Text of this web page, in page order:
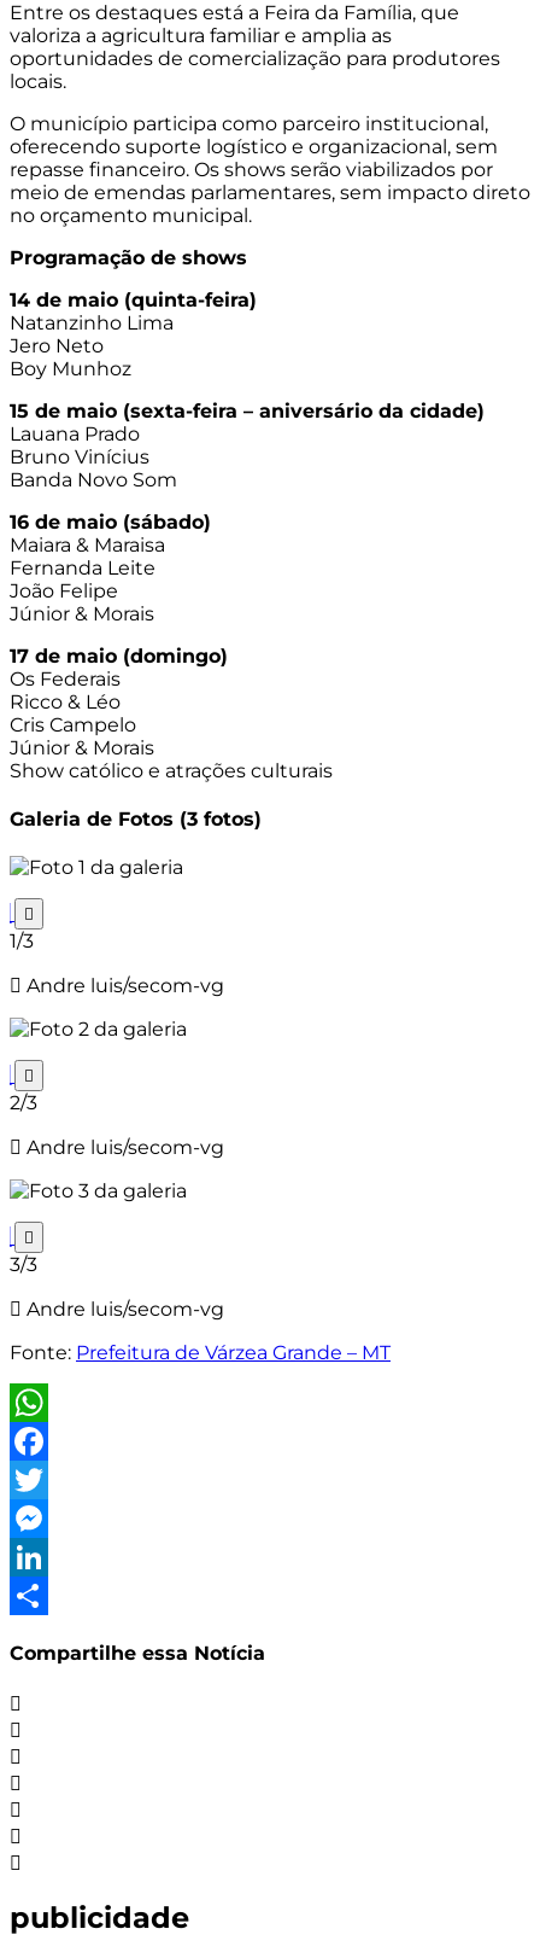
Entre os destaques está a Feira da Família, que
valoriza a agricultura familiar e amplia as
oportunidades de comercialização para produtores
locais.
O município participa como parceiro institucional,
oferecendo suporte logístico e organizacional, sem
repasse financeiro. Os shows serão viabilizados por
meio de emendas parlamentares, sem impacto direto
no orçamento municipal.
Programação de shows
14 de maio (quinta-feira)
Natanzinho Lima
Jero Neto
Boy Munhoz
15 de maio (sexta-feira – aniversário da cidade)
Lauana Prado
Bruno Vinícius
Banda Novo Som
16 de maio (sábado)
Maiara & Maraisa
Fernanda Leite
João Felipe
Júnior & Morais
17 de maio (domingo)
Os Federais
Ricco & Léo
Cris Campelo
Júnior & Morais
Show católico e atrações culturais
Galeria de Fotos (3 fotos)
1/3
Andre luis/secom-vg
2/3
Andre luis/secom-vg
3/3
Andre luis/secom-vg
Fonte: Prefeitura de Várzea Grande – MT
WhatsApp
Facebook
Twitter
Messenger
LinkedIn
Compartilhe essa Notícia
publicidade